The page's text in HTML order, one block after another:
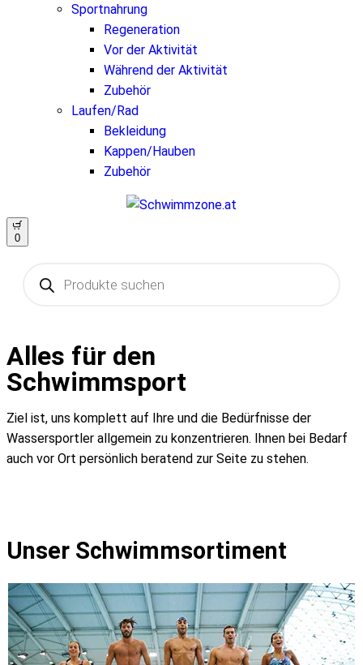
Sportnahrung
Regeneration
Vor der Aktivität
Während der Aktivität
Zubehör
Laufen/Rad
Bekleidung
Kappen/Hauben
Zubehör
0
Alles für den
Schwimmsport
Ziel ist, uns komplett auf Ihre und die Bedürfnisse der
Wassersportler allgemein zu konzentrieren. Ihnen bei Bedarf
auch vor Ort persönlich beratend zur Seite zu stehen.
Unser Schwimmsortiment